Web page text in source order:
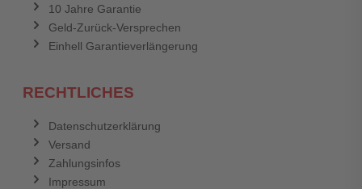
10 Jahre Garantie
Geld-Zurück-Versprechen
Einhell Garantieverlängerung
RECHTLICHES
Datenschutzerklärung
Versand
Zahlungsinfos
Impressum